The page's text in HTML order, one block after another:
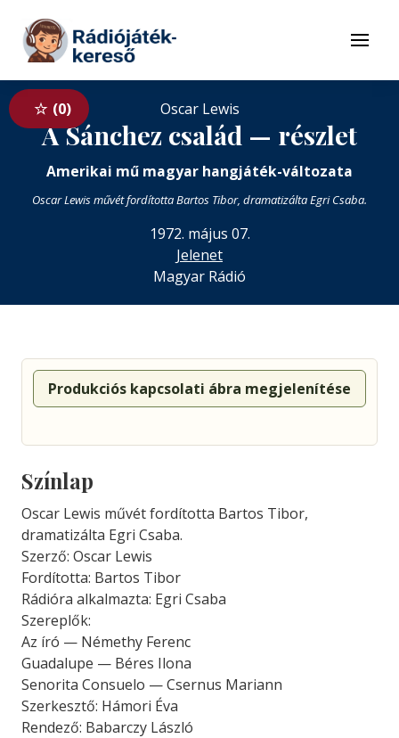
Tovább a tartalomhoz
Menü
0 Oscar Lewis
A Sánchez család — részlet
Amerikai mű magyar hangjáték-változata
Oscar Lewis művét fordította Bartos Tibor, dramatizálta Egri Csaba.
1972. május 07.
Jelenet
Magyar Rádió
Produkciós kapcsolati ábra megjelenítése
Színlap
Oscar Lewis művét fordította Bartos Tibor,
dramatizálta Egri Csaba.
Szerző: Oscar Lewis
Fordította: Bartos Tibor
Rádióra alkalmazta: Egri Csaba
Szereplők:
Az író — Némethy Ferenc
Guadalupe — Béres Ilona
Senorita Consuelo — Csernus Mariann
Szerkesztő: Hámori Éva
Rendező: Babarczy László